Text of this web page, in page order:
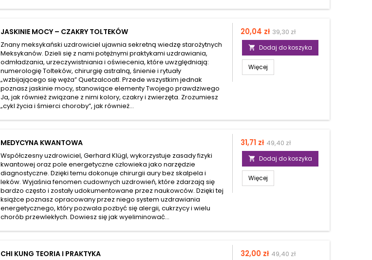
JASKINIE MOCY – CZAKRY TOLTEKÓW
Znany meksykański uzdrowiciel ujawnia sekretną wiedzę starożytnych
Meksykanów. Dzieli się z nami potężnymi praktykami uzdrawiania,
odmładzania, urzeczywistniania i oświecenia, które uwzględniają:
numerologię Tolteków, chirurgię astralną, śnienie i rytuały
„wzbijającego się węża” Quetzalcoatl. Przede wszystkim jednak
poznasz jaskinie mocy, stanowiące elementy Twojego prawdziwego
Ja, jak również związane z nimi kolory, czakry i zwierzęta. Zrozumiesz
„cykl życia i śmierci choroby”, jak również...
Cena
20,04 zł Cena
podstawowa
39,30 zł
 Dodaj do koszyka
Więcej
MEDYCYNA KWANTOWA
Współczesny uzdrowiciel, Gerhard Klügl, wykorzystuje zasady fizyki
kwantowej oraz pole energetyczne człowieka jako narzędzie
diagnostyczne. Dzięki temu dokonuje chirurgii aury bez skalpela i
leków. Wyjaśnia fenomen cudownych uzdrowień, które zdarzają się
bardzo często i zostały udokumentowane przez naukowców. Dzięki tej
książce poznasz opracowany przez niego system uzdrawiania
energetycznego, który pozwala pozbyć się alergii, cukrzycy i wielu
chorób przewlekłych. Dowiesz się jak wyeliminować...
Cena
31,71 zł Cena
podstawowa
49,40 zł
 Dodaj do koszyka
Więcej
CHI KUNG TEORIA I PRAKTYKA Cena
32,00 zł Cena
49,40 zł